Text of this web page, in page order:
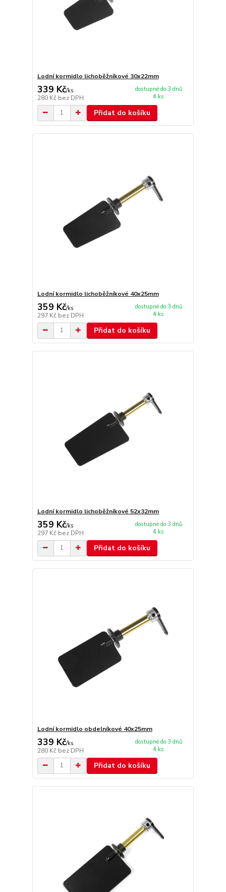
Lodní kormidlo lichoběžníkové 30x22mm
339 Kč/ks
280 Kč bez DPH
dostupné do 3 dnů
4 ks
Přidat do košíku
Lodní kormidlo lichoběžníkové 40x25mm
359 Kč/ks
297 Kč bez DPH
dostupné do 3 dnů
4 ks
Přidat do košíku
Lodní kormidlo lichoběžníkové 52x32mm
359 Kč/ks
297 Kč bez DPH
dostupné do 3 dnů
4 ks
Přidat do košíku
Lodní kormidlo obdelníkové 40x25mm
339 Kč/ks
280 Kč bez DPH
dostupné do 3 dnů
4 ks
Přidat do košíku